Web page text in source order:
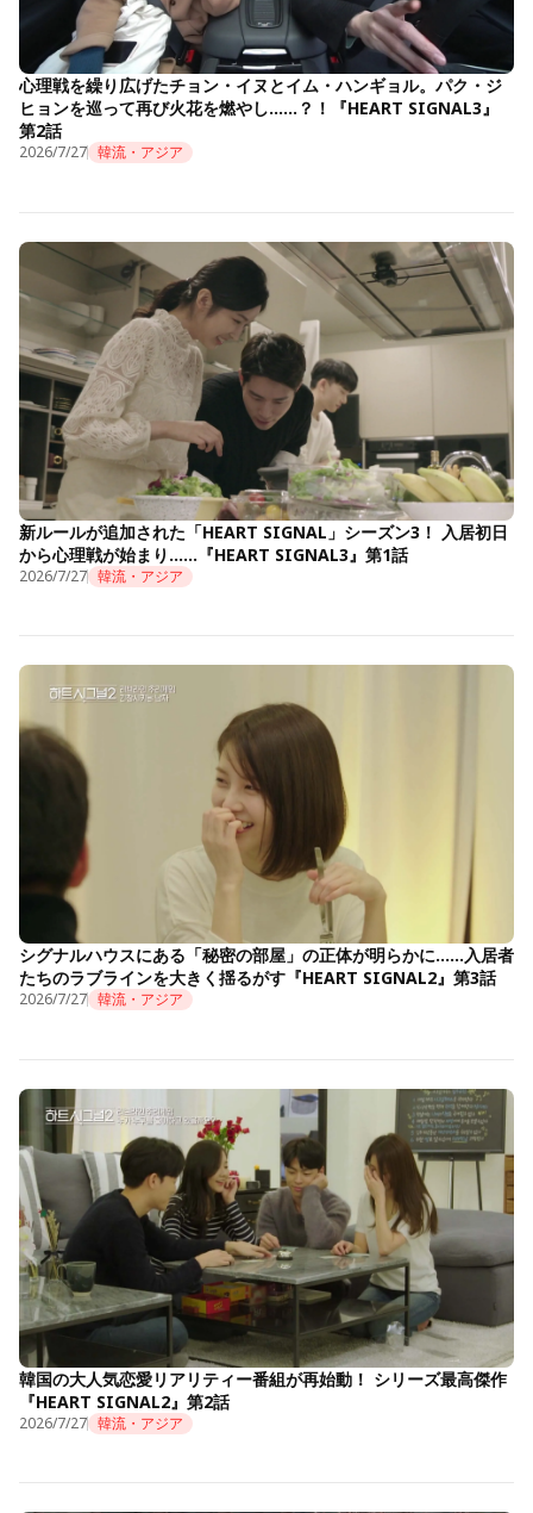
心理戦を繰り広げたチョン・イヌとイム・ハンギョル。パク・ジ
ヒョンを巡って再び火花を燃やし……？！『HEART SIGNAL3』
第2話
2026/7/27 韓流・アジア
新ルールが追加された「HEART SIGNAL」シーズン3！ 入居初日
から心理戦が始まり……『HEART SIGNAL3』第1話
2026/7/27 韓流・アジア
シグナルハウスにある「秘密の部屋」の正体が明らかに……入居者
たちのラブラインを大きく揺るがす『HEART SIGNAL2』第3話
2026/7/27 韓流・アジア
韓国の大人気恋愛リアリティー番組が再始動！ シリーズ最高傑作
『HEART SIGNAL2』第2話
2026/7/27 韓流・アジア